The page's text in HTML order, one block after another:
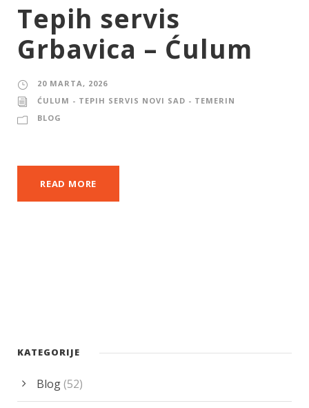
Tepih servis
Grbavica – Ćulum
20 MARTA, 2026
ĆULUM - TEPIH SERVIS NOVI SAD - TEMERIN
BLOG
READ MORE
KATEGORIJE
Blog(52)